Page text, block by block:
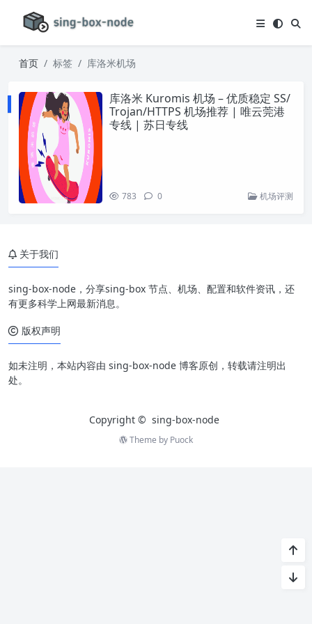
首页 标签 库洛米机场
库洛米 Kuromis 机场 – 优质稳定 SS/
Trojan/HTTPS 机场推荐 | 唯云莞港
专线 | 苏日专线
783 0 机场评测
关于我们
sing-box-node，分享sing-box 节点、机场、配置和软件资讯，还
有更多科学上网最新消息。
版权声明
如未注明，本站内容由 sing-box-node 博客原创，转载请注明出
处。
Copyright © sing-box-node
Theme by Puock